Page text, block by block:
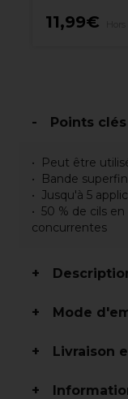
11,99€
Points clés
Peut être
Bande
Jusqu'à 5
50 % de cils
concurrentes
Mode
Livraison